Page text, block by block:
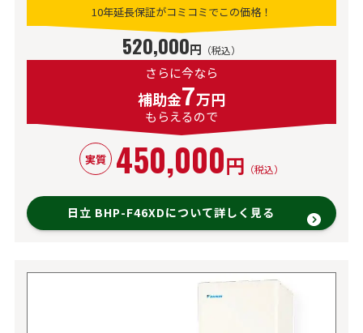
10年延長保証がコミコミでこの価格！
520,000円 （税込）
さらに今なら
補助金7万円
もらえるので
実質 450,000円 （税込）
日立 BHP-F46XDについて詳しく見る